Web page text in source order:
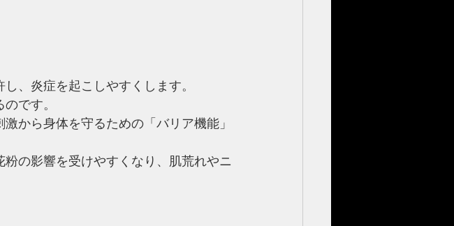
、炎症を起こしやすくします。
です。
から身体を守るための「バリア機能」
の影響を受けやすくなり、肌荒れやニ